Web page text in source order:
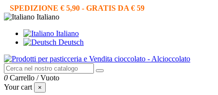
SPEDIZIONE € 5,90 - GRATIS DA € 59
Italiano
Italiano
Deutsch
0 Carrello /Vuoto
Your cart
×